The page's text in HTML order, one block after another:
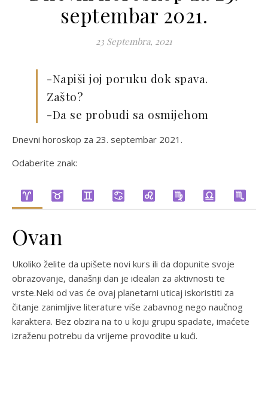
septembar 2021.
23 Septembra, 2021
-Napiši joj poruku dok spava.
Zašto?
-Da se probudi sa osmijehom
Dnevni horoskop za 23. septembar 2021.
Odaberite znak:
Ovan
Ukoliko želite da upišete novi kurs ili da dopunite svoje
obrazovanje, današnji dan je idealan za aktivnosti te
vrste.Neki od vas će ovaj planetarni uticaj iskoristiti za
čitanje zanimljive literature više zabavnog nego naučnog
karaktera. Bez obzira na to u koju grupu spadate, imaćete
izraženu potrebu da vrijeme provodite u kući.